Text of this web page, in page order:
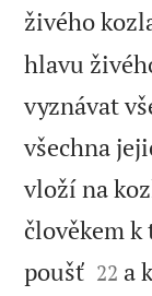
živého
hlavu
vyznávat
všechna
vloží na
člověkem
poušť
22 a